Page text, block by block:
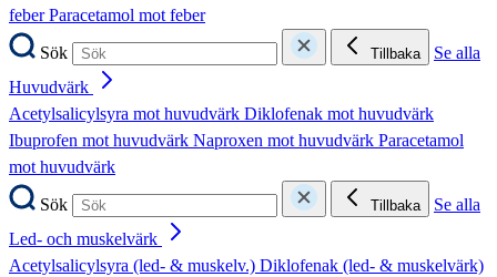
feberParacetamol mot feber
Sök
Tillbaka
Se alla
Huvudvärk
Acetylsalicylsyra mot huvudvärk Diklofenak mot huvudvärk
Ibuprofen mot huvudvärk Naproxen mot huvudvärk Paracetamol
mot huvudvärk
Sök
Tillbaka
Se alla
Led- och muskelvärk
Acetylsalicylsyra (led- & muskelv.) Diklofenak (led- & muskelvärk)